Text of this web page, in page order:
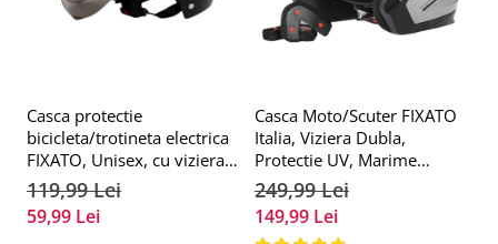
Casca protectie
bicicleta/trotineta electrica
FIXATO, Unisex, cu viziera
detasabila, usoara si
aerodinamica, marime
universala 55-62 cm,
119,99 Lei
59,99 Lei
Casca Moto/Scuter FIXATO
Italia, Viziera Dubla,
Protectie UV, Marime
universala 57-61cm, Gri
249,99 Lei
149,99 Lei